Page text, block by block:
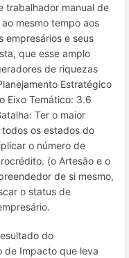
trabalhador manual de
mesmo tempo aos
empresários e seus
que esse amplo
de riquezas
Estratégico
Eixo Temático: 3.6
Ter o maior
os estados do
o número de
(o Artesão e o
de si mesmo,
o status de
do
de Impacto que leva